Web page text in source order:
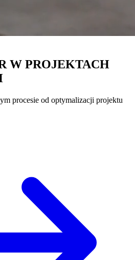
W PROJEKTACH
procesie od optymalizacji projektu